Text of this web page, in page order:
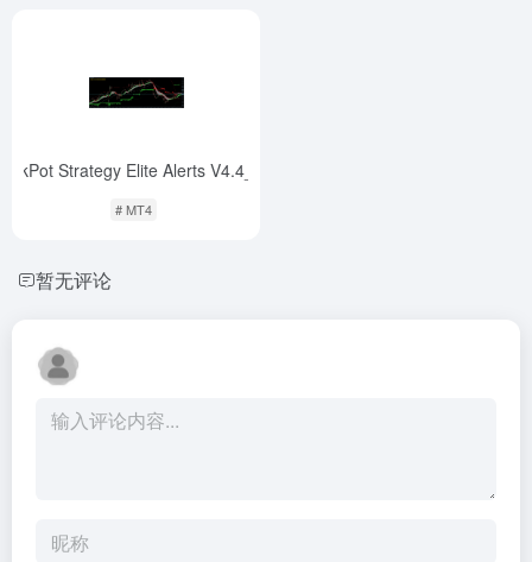
Strategy Elite Alerts V4.4_fix
# MT4
暂无评论